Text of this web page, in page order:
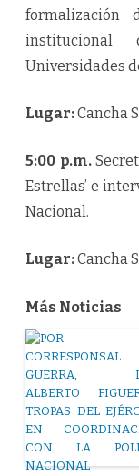
formalización
institucional
Universidades
Lugar:Cancha
5:00 p.m.
Estrellas’ e
Nacional.
Lugar:Cancha
Más Noticias